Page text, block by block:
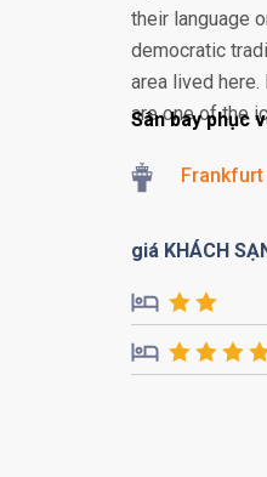
their language
democratic
area lived
are one of the
Sân bay phục
Frankfurt
giá KHÁCH